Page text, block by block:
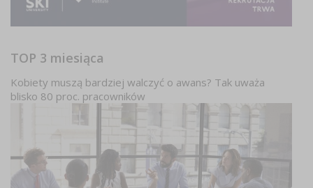
TOP 3 miesiąca
Kobiety muszą bardziej walczyć o awans? Tak uważa
blisko 80 proc. pracowników